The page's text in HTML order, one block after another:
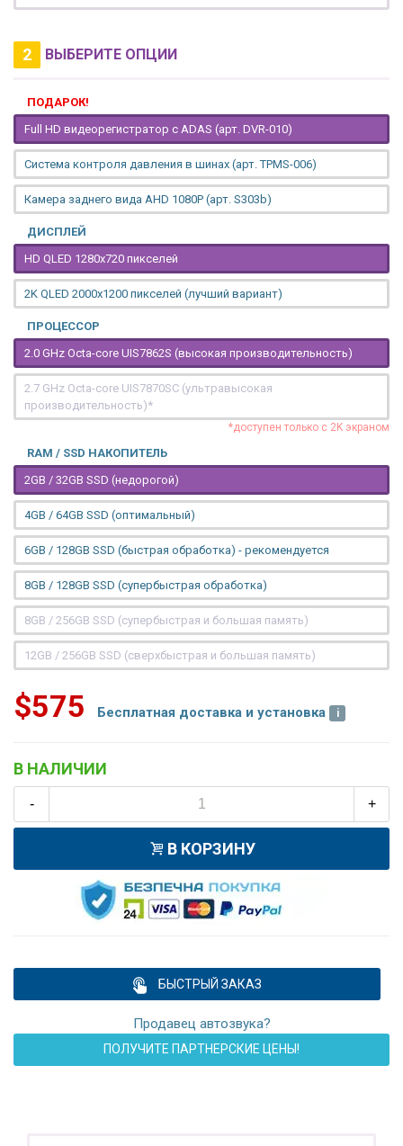
2 ВЫБЕРИТЕ ОПЦИИ
ПОДАРОК!
Full HD видеорегистратор с ADAS (арт. DVR-010)
Система контроля давления в шинах (арт. TPMS-006)
Камера заднего вида AHD 1080P (арт. S303b)
ДИСПЛЕЙ
HD QLED 1280x720 пикселей
2K QLED 2000х1200 пикселей (лучший вариант)
ПРОЦЕССОР
2.0 GHz Octa-core UIS7862S (высокая производительность)
2.7 GHz Octa-core UIS7870SC (ультравысокая
производительность)*
*доступен только с 2K экраном
RAM / SSD НАКОПИТЕЛЬ
2GB / 32GB SSD (недорогой)
4GB / 64GB SSD (оптимальный)
6GB / 128GB SSD (быстрая обработка) - рекомендуется
8GB / 128GB SSD (супербыстрая обработка)
8GB / 256GB SSD (супербыстрая и большая память)
12GB / 256GB SSD (сверхбыстрая и большая память)
$575 Бесплатная доставка и установка
В НАЛИЧИИ
- +
В КОРЗИНУ
БЫСТРЫЙ ЗАКАЗ
Продавец автозвука?
ПОЛУЧИТЕ ПАРТНЕРСКИЕ ЦЕНЫ!